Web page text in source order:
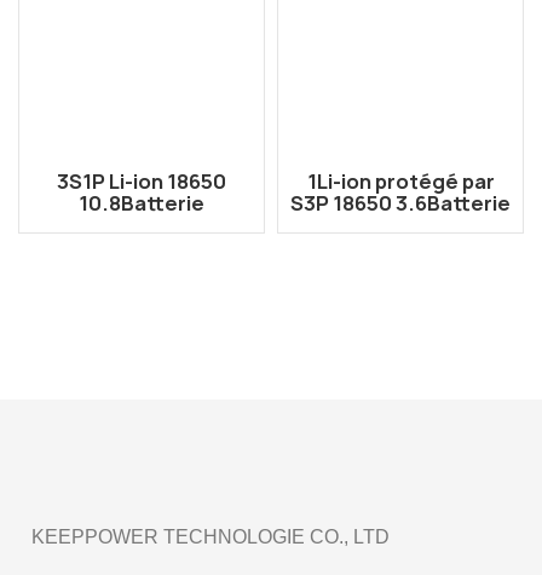
3S1P Li-ion 18650
10.8Batterie
1Li-ion protégé par
S3P 18650 3.6Batterie
KEEPPOWER TECHNOLOGIE CO., LTD